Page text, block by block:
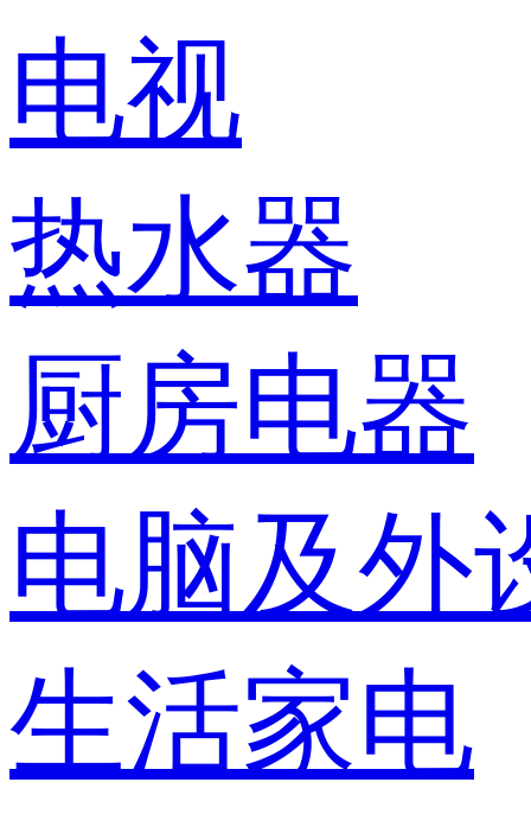
电视
热水器
厨房电器
电脑及外
生活家电